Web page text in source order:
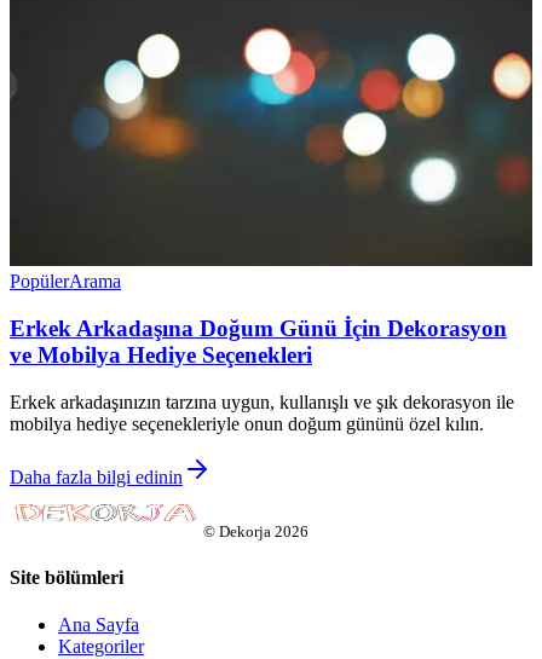
PopülerArama
Erkek Arkadaşına Doğum Günü İçin Dekorasyon
ve Mobilya Hediye Seçenekleri
Erkek arkadaşınızın tarzına uygun, kullanışlı ve şık dekorasyon ile
mobilya hediye seçenekleriyle onun doğum gününü özel kılın.
Daha fazla bilgi edinin
© Dekorja 2026
Site bölümleri
Ana Sayfa
Kategoriler